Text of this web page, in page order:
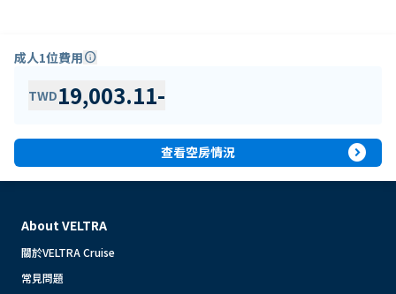
成人1位費用info
TWD19,003.11-
查看空房情況 expand_circle_right
About VELTRA
關於VELTRA Cruise
常見問題